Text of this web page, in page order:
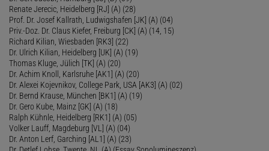
Renate Jerecic, Heidelberg [RJ] (A) (28)
Prof. Dr. Josef Kallrath, Ludwigshafen [JK] (A) (04)
Priv.-Doz. Dr. Claus Kiefer, Freiburg [CK] (A) (14, 15)
Richard Kilian, Wiesbaden [RK3] (22)
Dr. Ulrich Kilian, Heidelberg [UK] (A) (19)
Thomas Kluge, Jülich [TK] (A) (20)
Dr. Achim Knoll, Karlsruhe [AK1] (A) (20)
Dr. Alexei Kojevnikov, College Park, USA [AK3] (A) (02)
Dr. Bernd Krause, München [BK1] (A) (19)
Dr. Gero Kube, Mainz [GK] (A) (18)
Ralph Kühnle, Heidelberg [RK1] (A) (05)
Volker Lauff, Magdeburg [VL] (A) (04)
Dr. Anton Lerf, Garching [AL1] (A) (23)